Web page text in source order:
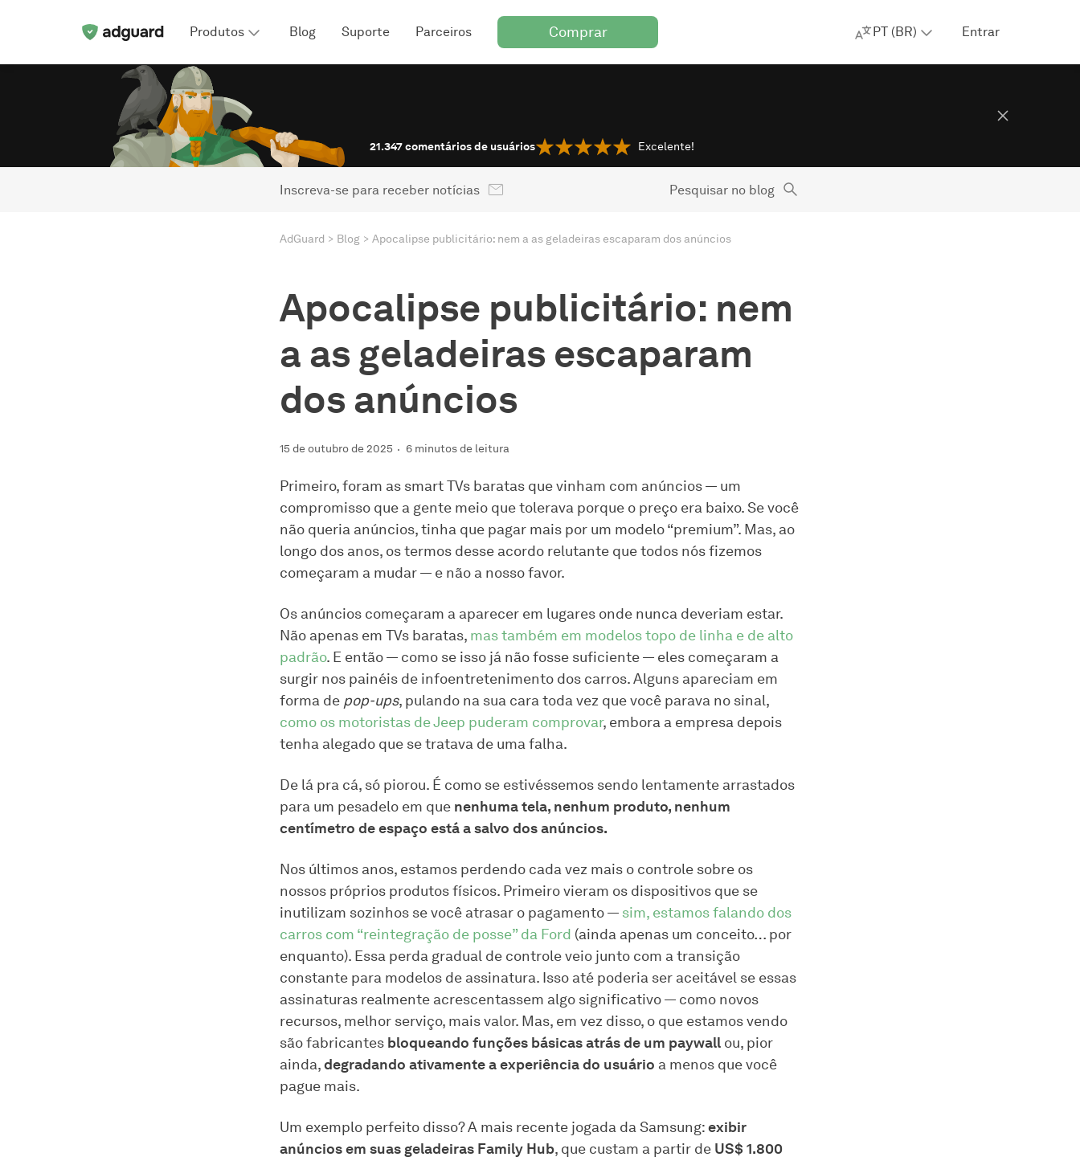
Produtos Blog Suporte Parceiros Comprar PT (BR) Entrar
21.347comentários de usuários Excelente!
Inscreva-se para receber notícias Pesquisar no blog
AdGuard Blog Apocalipse publicitário: nem a as geladeiras escaparam dos anúncios
Apocalipse publicitário: nem
a as geladeiras escaparam
dos anúncios
15 de outubro de 2025 6 minutos de leitura
Primeiro, foram as smart TVs baratas que vinham com anúncios — um
compromisso que a gente meio que tolerava porque o preço era baixo. Se você
não queria anúncios, tinha que pagar mais por um modelo “premium”. Mas, ao
longo dos anos, os termos desse acordo relutante que todos nós fizemos
começaram a mudar — e não a nosso favor.
Os anúncios começaram a aparecer em lugares onde nunca deveriam estar.
Não apenas em TVs baratas, mas também em modelos topo de linha e de alto
padrão. E então — como se isso já não fosse suficiente — eles começaram a
surgir nos painéis de infoentretenimento dos carros. Alguns apareciam em
forma de pop-ups, pulando na sua cara toda vez que você parava no sinal,
como os motoristas de Jeep puderam comprovar, embora a empresa depois
tenha alegado que se tratava de uma falha.
De lá pra cá, só piorou. É como se estivéssemos sendo lentamente arrastados
para um pesadelo em que nenhuma tela, nenhum produto, nenhum
centímetro de espaço está a salvo dos anúncios.
Nos últimos anos, estamos perdendo cada vez mais o controle sobre os
nossos próprios produtos físicos. Primeiro vieram os dispositivos que se
inutilizam sozinhos se você atrasar o pagamento — sim, estamos falando dos
carros com “reintegração de posse” da Ford (ainda apenas um conceito… por
enquanto). Essa perda gradual de controle veio junto com a transição
constante para modelos de assinatura. Isso até poderia ser aceitável se essas
assinaturas realmente acrescentassem algo significativo — como novos
recursos, melhor serviço, mais valor. Mas, em vez disso, o que estamos vendo
são fabricantes bloqueando funções básicas atrás de um paywall ou, pior
ainda,degradando ativamente a experiência do usuário a menos que você
pague mais.
Um exemplo perfeito disso? A mais recente jogada da Samsung:exibir
anúncios em suas geladeiras Family Hub, que custam a partir de US$ 1.800